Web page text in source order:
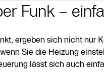
Funk –
ergeben sich nicht nur
Sie die Heizung
lässt sich auch